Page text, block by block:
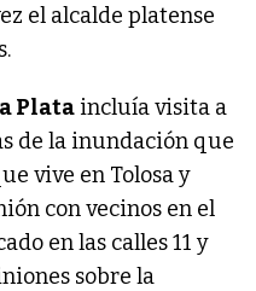
el alcalde platense
Plata incluía visita a
de la inundación que
vive en Tolosa y
con vecinos en el
en las calles 11 y
sobre la